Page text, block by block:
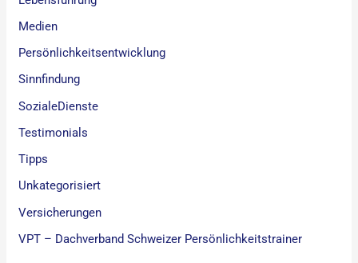
Medien
Persönlichkeitsentwicklung
Sinnfindung
SozialeDienste
Testimonials
Tipps
Unkategorisiert
Versicherungen
VPT – Dachverband Schweizer Persönlichkeitstrainer